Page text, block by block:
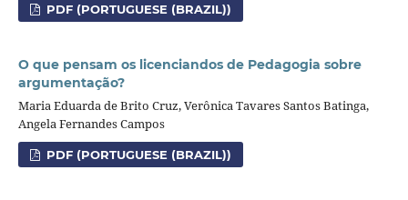
PDF (PORTUGUESE (BRAZIL))
O que pensam os licenciandos de Pedagogia sobre
argumentação?
Maria Eduarda de Brito Cruz, Verônica Tavares Santos Batinga,
Angela Fernandes Campos
PDF (PORTUGUESE (BRAZIL))